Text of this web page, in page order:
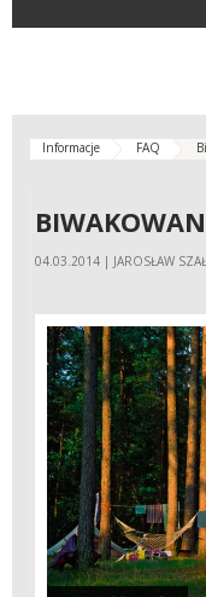
Informacje FAQ
04.03.2014 | JAROSŁAW